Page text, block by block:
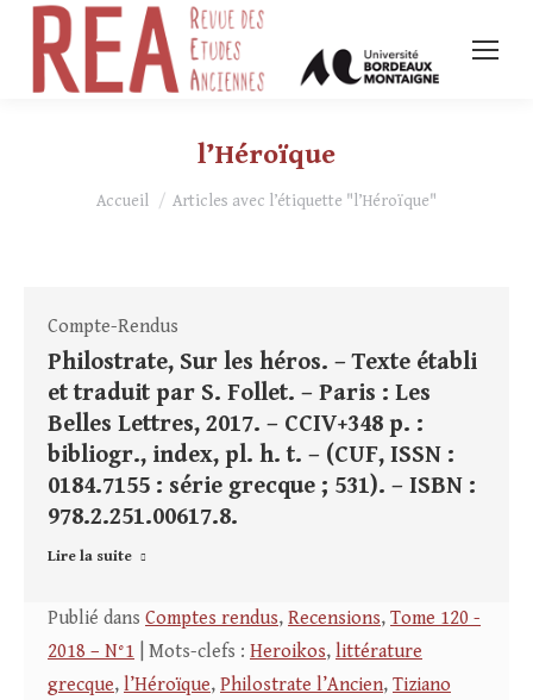
l’Héroïque
Vous êtes ici :
Accueil Articles avec l’étiquette "l’Héroïque"
Compte-Rendus
Philostrate, Sur les héros. – Texte établi
et traduit par S. Follet. – Paris : Les
Belles Lettres, 2017. – CCIV+348 p. :
bibliogr., index, pl. h. t. – (CUF, ISSN :
0184.7155 : série grecque ; 531). – ISBN :
978.2.251.00617.8.
Lire la suite
Publié dans Comptes rendus, Recensions, Tome 120 -
2018 – N°1 | Mots-clefs : Heroikos, littérature
grecque, l’Héroïque, Philostrate l’Ancien, Tiziano